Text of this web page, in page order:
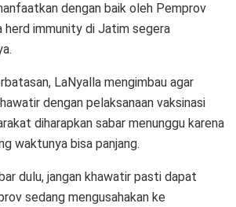
dengan baik oleh Pemprov
herd immunity di Jatim segera
LaNyalla mengimbau agar
dengan pelaksanaan vaksinasi
diharapkan sabar menunggu karena
waktunya bisa panjang.
dulu, jangan khawatir pasti dapat
sedang mengusahakan ke